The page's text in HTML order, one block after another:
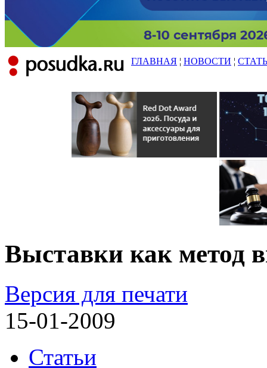
ГЛАВНАЯ ¦ НОВОСТИ ¦
Выставки как метод
Версия для печати
15-01-2009
Статьи